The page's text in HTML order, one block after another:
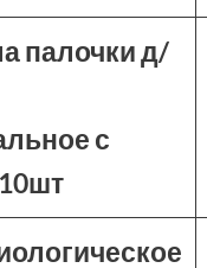
палочки д/
с